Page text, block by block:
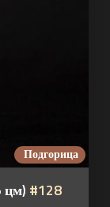
Подгорица
цм) #128